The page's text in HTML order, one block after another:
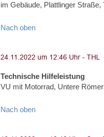
im Gebäude, Plattlinger Straße,
Nach oben
Technische Hilfeleistung
VU mit Motorrad, Untere
Nach oben